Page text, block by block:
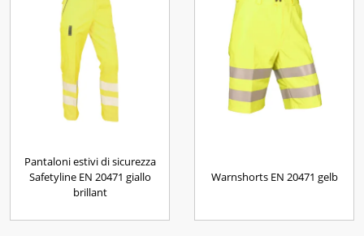
Pantaloni estivi di sicurezza
Safetyline EN 20471 giallo
brillant
Warnshorts EN 20471 gelb